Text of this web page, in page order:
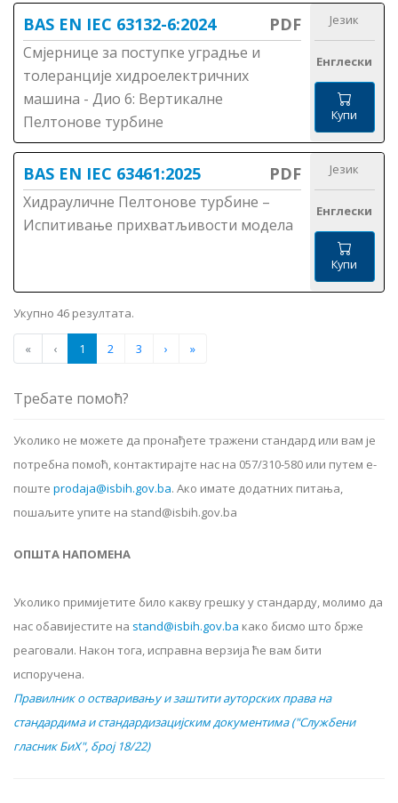
BAS EN IEC 63132-6:2024 PDF
Смјернице за поступке уградње и
толеранције хидроелектричних
машина - Дио 6: Вертикалне
Пелтонове турбине
Језик
Енглески
Купи
BAS EN IEC 63461:2025 PDF
Хидрауличне Пелтонове турбине –
Испитивање прихватљивости модела
Језик
Енглески
Купи
Укупно 46 резултата.
« ‹ 1 2 3 › »
Требате помоћ?
Уколико не можете да пронађете тражени стандард или вам је
потребна помоћ, контактирајте нас на 057/310-580 или путем е-
поште prodaja@isbih.gov.ba. Ако имате додатних питања,
пошаљите упите на stand@isbih.gov.ba
ОПШТА НАПОМЕНА
Уколико примијетите било какву грешку у стандарду, молимо да
нас обавијестите на stand@isbih.gov.ba како бисмо што брже
реаговали. Након тога, исправна верзија ће вам бити
испоручена.
Правилник о остваривању и заштити ауторских права на
стандардима и стандардизацијским документима ("Службени
гласник БиХ", број 18/22)